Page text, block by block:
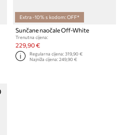
Extra -10% s kodom: OFF*
Sunčane naočale Off-White
Trenutna cijena:
229,90 €
Regularna cijena:319,90 €
Najniža cijena:249,90 €